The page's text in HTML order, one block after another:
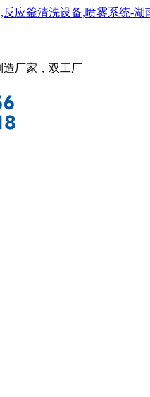
造厂家，双工厂
喷嘴的方法）
多，喷雾形状多样，如何合
的问题，针对以上问题，现